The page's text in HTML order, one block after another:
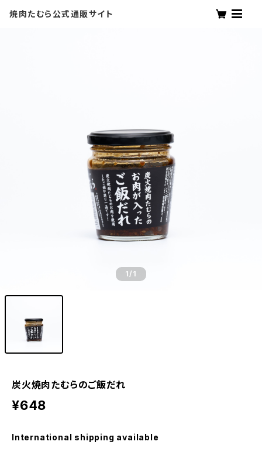
焼肉たむら公式通販サイト
1/1
炭火焼肉たむらのご飯だれ
¥648
International shipping available